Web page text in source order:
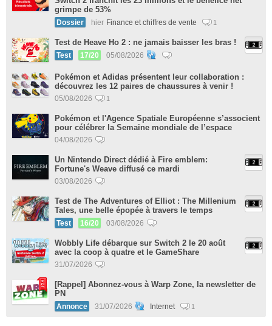
grimpe de 53%
Dossier hier Finance et chiffres de vente 1
Test de Heave Ho 2 : ne jamais baisser les bras !
Test 17/20 05/08/2026
Pokémon et Adidas présentent leur collaboration :
découvrez les 12 paires de chaussures à venir !
05/08/2026 1
Pokémon et l'Agence Spatiale Européenne s’associent
pour célébrer la Semaine mondiale de l’espace
04/08/2026
Un Nintendo Direct dédié à Fire emblem:
Fortune's Weave diffusé ce mardi
03/08/2026
Test de The Adventures of Elliot : The Millenium
Tales, une belle épopée à travers le temps
Test 16/20 03/08/2026
Wobbly Life débarque sur Switch 2 le 20 août
avec la coop à quatre et le GameShare
31/07/2026
[Rappel] Abonnez-vous à Warp Zone, la newsletter de
PN
Annonce 31/07/2026 Internet 1